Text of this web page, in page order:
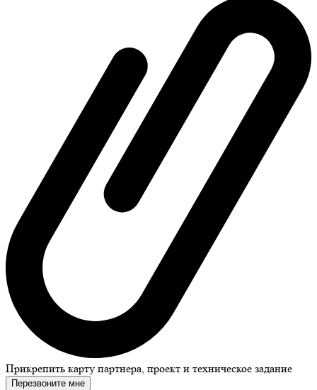
Прикрепить карту партнера, проект и техническое задание
Перезвоните мне